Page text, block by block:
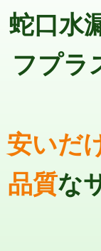
モルタル補修（
モルタル補修（
追加人工
止水・漏水調査
止水・漏水調査
止水・漏水調査
その他部品の脱着
交換・取付（タ
交換・取付(単
蛇口水
フプラ
安いだ
品質な